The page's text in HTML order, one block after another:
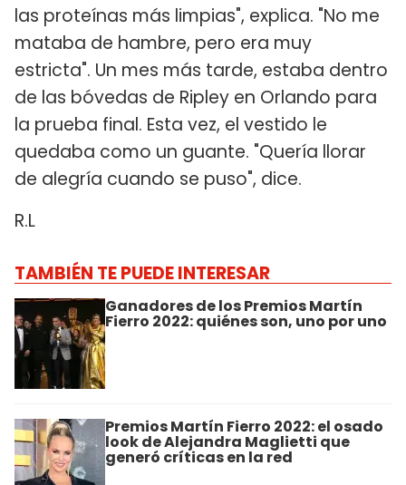
las proteínas más limpias", explica. "No me
mataba de hambre, pero era muy
estricta". Un mes más tarde, estaba dentro
de las bóvedas de Ripley en Orlando para
la prueba final. Esta vez, el vestido le
quedaba como un guante. "Quería llorar
de alegría cuando se puso", dice.
R.L
TAMBIÉN TE PUEDE INTERESAR
Ganadores de los Premios Martín
Fierro 2022: quiénes son, uno por uno
Premios Martín Fierro 2022: el osado
look de Alejandra Maglietti que
generó críticas en la red